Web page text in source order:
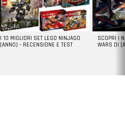
I 10 MIGLIORI SET LEGO NINJAGO
[ANNO] – RECENSIONE E TEST
SCOPRI I
WARS DI